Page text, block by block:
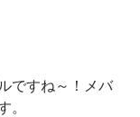
ですね～！メバ
。